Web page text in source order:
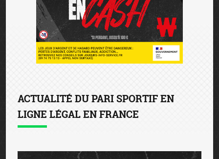
ACTUALITÉ DU PARI SPORTIF EN
LIGNE LÉGAL EN FRANCE